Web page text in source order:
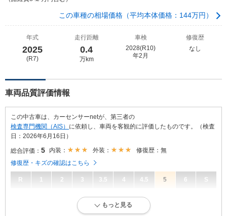
この車種の相場価格（平均本体価格：144万円）
年式
2025
(R7)
走行距離
0.4
万km
車検
2028(R10)
年2月
修復歴
なし
車両品質評価情報
この中古車は、カーセンサーnetが、第三者の
検査専門機関（AIS） に依頼し、車両を客観的に評価したものです。（検査
日：2026年6月16日）
総合評価： 5 内装： 外装：
修復歴：無
修復歴・キズの確認はこちら
R 1 2 3 3.5 4 4.5 5 6 S
走行距離5万km以下で、内外装にダメージがほとんどない、良好な状態
もっと見る